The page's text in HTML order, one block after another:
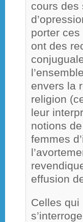
cours des
porter
ont des
envers la
religion
leur
notions
femmes
effusion
Celles qui